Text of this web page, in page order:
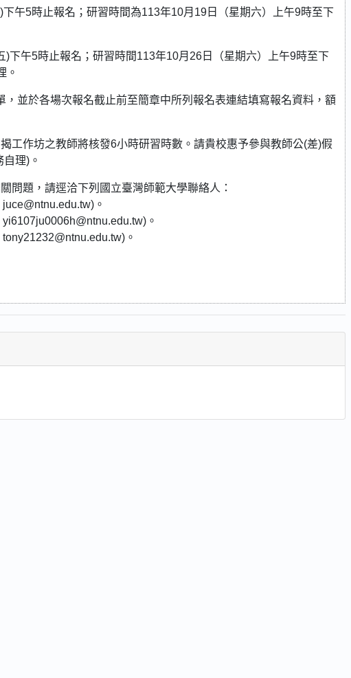
午5時止報名；研習時間為113年10月19日（星期六）上午9時至下
下午5時止報名；研習時間113年10月26日（星期六）上午9時至下
。
並於各場次報名截止前至簡章中所列報名表連結填寫報名資料，額
工作坊之教師將核發6小時研習時數。請貴校惠予參與教師公(差)假
理)。
問題，請逕洽下列國立臺灣師範大學聯絡人：
。
。
。